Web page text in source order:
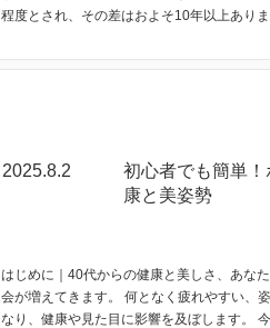
程度とされ、その差はおよそ10年以上あり
2025.8.2
初心者でも簡単
康と美姿勢
はじめに｜40代からの健康と美しさ、あな
会が増えてきます。 何となく疲れやすい
なり、健康や見た目に影響を及ぼします。